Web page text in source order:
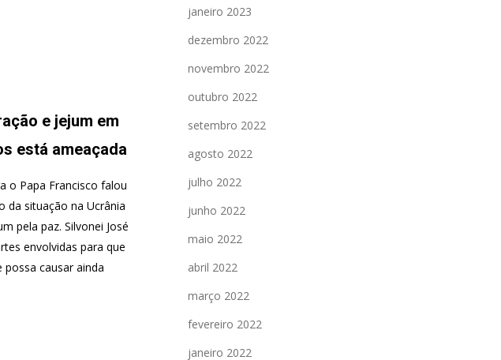
e jejum em
está ameaçada
o Papa Francisco falou
da situação na Ucrânia
pela paz. Silvonei José
envolvidas para que
causar ainda
janeiro 2023
dezembro 2022
novembro 2022
outubro 2022
setembro 2022
agosto 2022
julho 2022
junho 2022
maio 2022
abril 2022
março 2022
fevereiro 2022
janeiro 2022